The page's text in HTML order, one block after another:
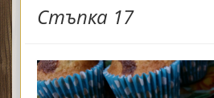
Стъпка 17